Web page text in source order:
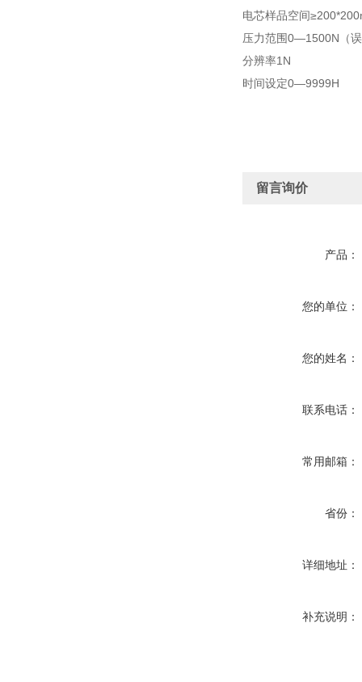
电芯样品空间
压力范围0—1500N（
分辨率1N
时间设定0—9999H
留言询价
产品：
您的单位：
您的姓名：
联系电话：
常用邮箱：
省份：
详细地址：
补充说明：